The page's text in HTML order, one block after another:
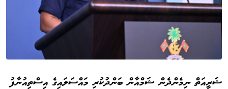
ޝަރީއަތް ނިމެންދެން ޝަމްއާން ބަންދުކުރި މައްސަލައިގެ އިސްތިއުނާފު